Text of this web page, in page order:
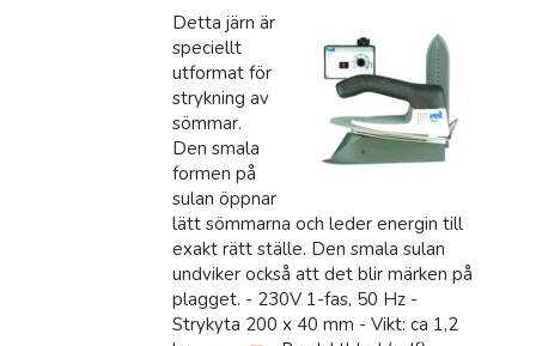
Detta järn är
speciellt
utformat för
strykning av
sömmar.
Den smala
formen på
sulan öppnar
lätt sömmarna och leder energin till
exakt rätt ställe. Den smala sulan
undviker också att det blir märken på
plagget. - 230V 1-fas, 50 Hz -
Strykyta 200 x 40 mm - Vikt: ca 1,2